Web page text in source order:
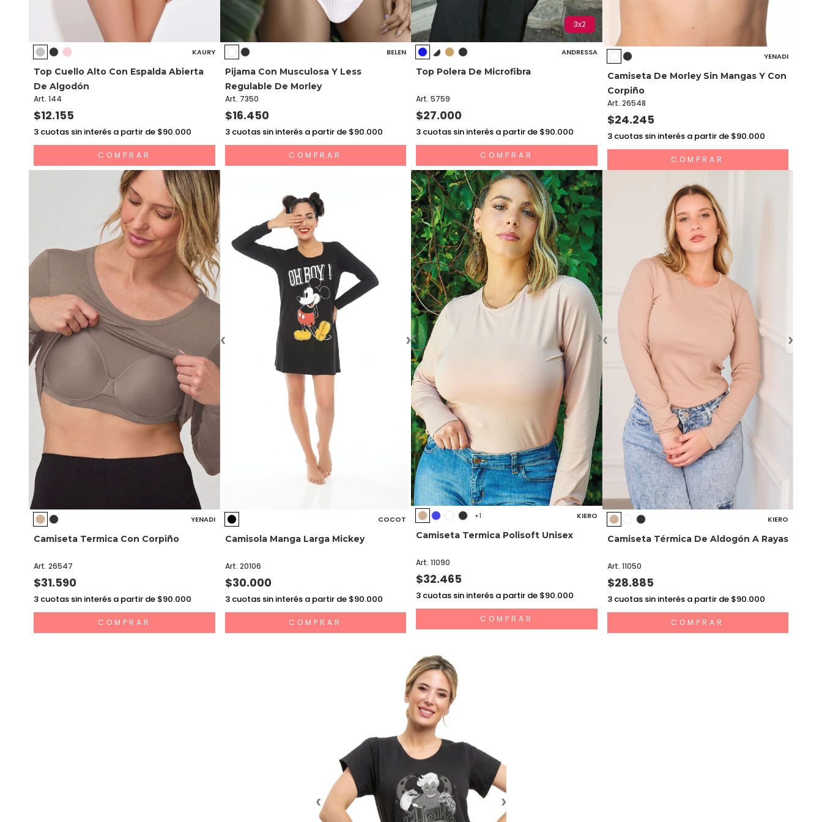
KAURY
Top Cuello Alto Con Espalda Abierta
De Algodón
Art. 144
$12.155
3 cuotas sin interés a partir de $90.000
COMPRAR
BELEN
Pijama Con Musculosa Y Less
Regulable De Morley
Art. 7350
$16.450
3 cuotas sin interés a partir de $90.000
COMPRAR
3x2
ANDRESSA
Top Polera De Microfibra
Art. 5759
$27.000
3 cuotas sin interés a partir de $90.000
COMPRAR
YENADI
Camiseta De Morley Sin Mangas Y Con
Corpiño
Art. 26548
$24.245
3 cuotas sin interés a partir de $90.000
COMPRAR
‹ ›
YENADI
Camiseta Termica Con Corpiño
Art. 26547
$31.590
3 cuotas sin interés a partir de $90.000
COMPRAR
‹ ›
COCOT
Camisola Manga Larga Mickey
Art. 20106
$30.000
3 cuotas sin interés a partir de $90.000
COMPRAR
‹ ›
+1 KIERO
Camiseta Termica Polisoft Unisex
Art. 11090
$32.465
3 cuotas sin interés a partir de $90.000
COMPRAR
‹ ›
KIERO
Camiseta Térmica De Aldogón A Rayas
Art. 11050
$28.885
3 cuotas sin interés a partir de $90.000
COMPRAR
‹ ›